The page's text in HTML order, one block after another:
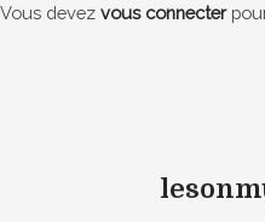
Vous devez vous connecter